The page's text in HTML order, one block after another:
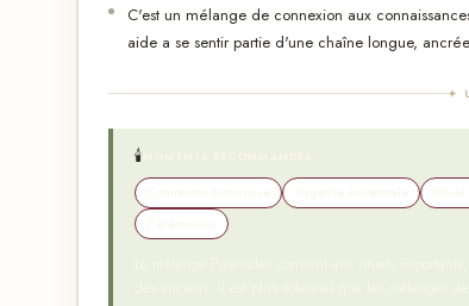
C'est un mélange de connexion aux
aide a se sentir partie d'une chaîne longue,
✦
🕯️